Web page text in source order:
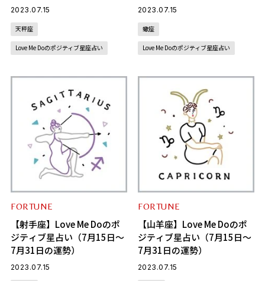
2023.07.15
天秤座
Love Me Doのポジティブ星座占い
2023.07.15
蠍座
Love Me Doのポジティブ星座占い
FORTUNE
【射手座】Love Me Doのポ
ジティブ星占い（7月15日～
7月31日の運勢）
2023.07.15
FORTUNE
【山羊座】Love Me Doのポ
ジティブ星占い（7月15日～
7月31日の運勢）
2023.07.15